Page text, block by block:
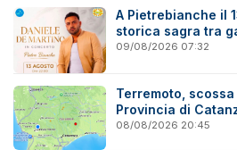
A Pietrebianche il
storica sagra tra
09/08/2026 07:32
Terremoto,
Provincia di
08/08/2026 20:45